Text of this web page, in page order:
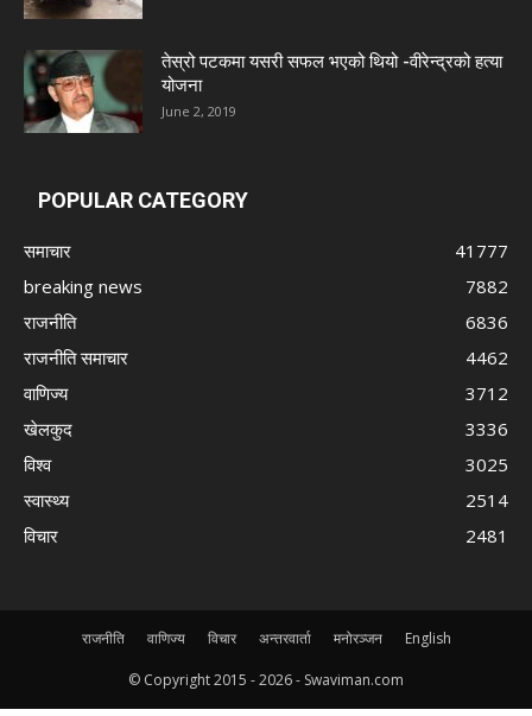
तेस्रो पटकमा यसरी सफल भएको थियो -वीरेन्द्रको हत्या
योजना
June 2, 2019
POPULAR CATEGORY
समाचार
41777
breaking news
7882
राजनीति
6836
राजनीति समाचार
4462
वाणिज्य
3712
खेलकुद
3336
विश्व
3025
स्वास्थ्य
2514
विचार
2481
राजनीति वाणिज्य विचार अन्तरवार्ता मनोरञ्जन English
© Copyright 2015 -2026 - Swaviman.com